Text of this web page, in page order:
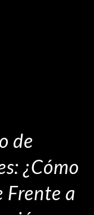
de
¿Cómo
Frente a